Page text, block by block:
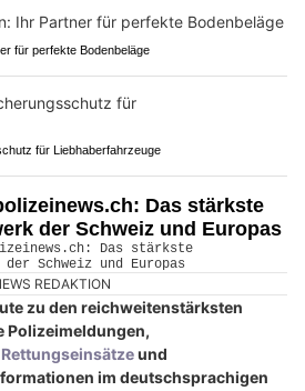
für perfekte Bodenbeläge
für Liebhaberfahrzeuge
Das stärkste
der Schweiz und Europas
REDAKTION
zu den reichweitenstärksten
Polizeimeldungen,
Rettungseinsätzeund
im deutschsprachigen